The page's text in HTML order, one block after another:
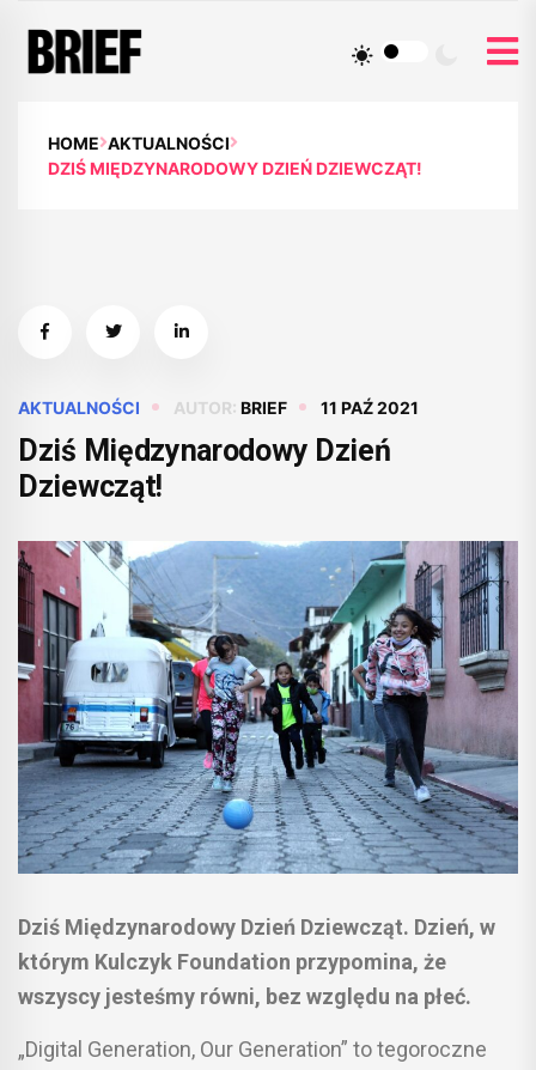
HOME AKTUALNOŚCI
DZIŚ MIĘDZYNARODOWY DZIEŃ DZIEWCZĄT!
AKTUALNOŚCI AUTOR: BRIEF 11 PAŹ 2021
Dziś Międzynarodowy Dzień
Dziewcząt!
Dziś Międzynarodowy Dzień Dziewcząt. Dzień, w
którym Kulczyk Foundation przypomina, że
wszyscy jesteśmy równi, bez względu na płeć.
„Digital Generation, Our Generation” to tegoroczne